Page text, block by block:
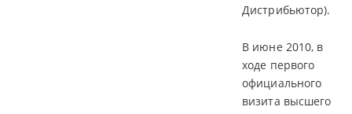
Дистрибьютор).
В июне 2010, в
ходе первого
официального
визита высшего